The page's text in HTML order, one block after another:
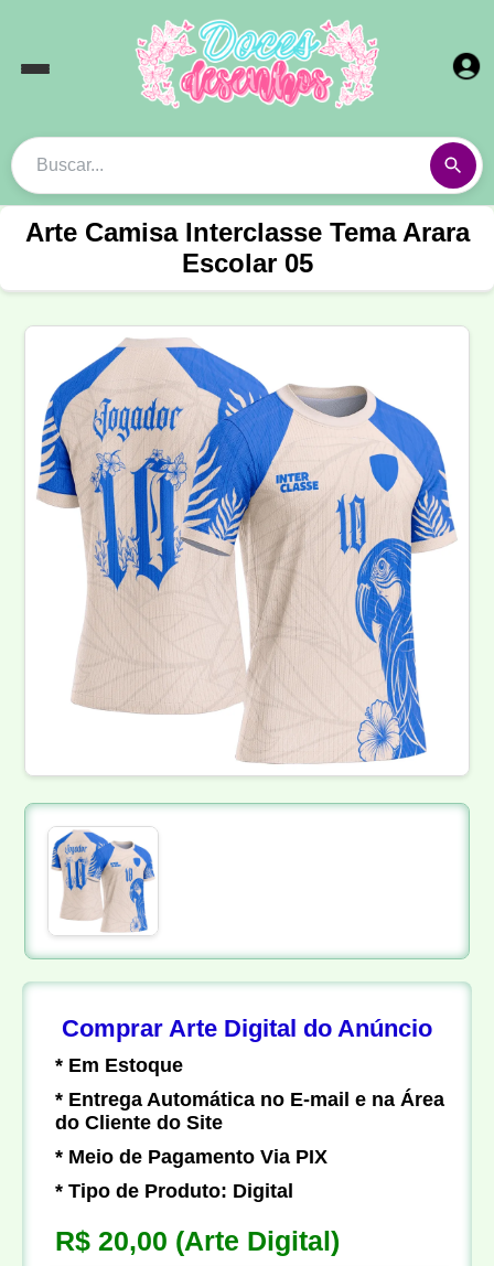
Arte Camisa Interclasse Tema Arara
Escolar 05
Comprar Arte Digital do Anúncio
* Em Estoque
* Entrega Automática no E-mail e na Área
do Cliente do Site
* Meio de Pagamento Via PIX
* Tipo de Produto: Digital
R$ 20,00 (Arte Digital)